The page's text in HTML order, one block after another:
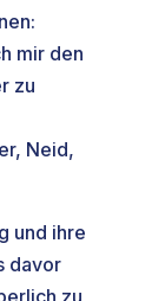
mir den
zu
Neid,
und ihre
davor
zu